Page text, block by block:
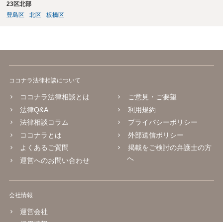
23区北部
豊島区
北区 板橋区
ココナラ法律相談について
ココナラ法律相談とは
法律Q&A
法律相談コラム
ココナラとは
よくあるご質問
運営へのお問い合わせ
ご意見・ご要望
利用規約
プライバシーポリシー
外部送信ポリシー
掲載をご検討の弁護士の方
へ
会社情報
運営会社